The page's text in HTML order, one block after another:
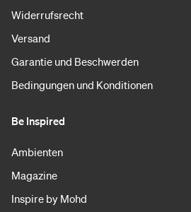
Widerrufsrecht
Versand
Garantie und Beschwerden
Bedingungen und Konditionen
Be Inspired
Ambienten
Magazine
Inspire by Mohd